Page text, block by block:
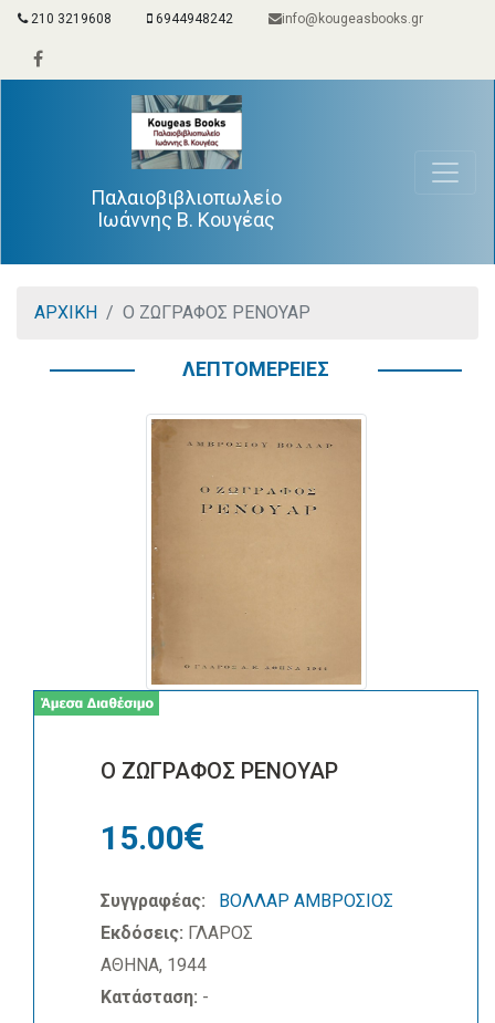
210 3219608 6944948242 info@kougeasbooks.gr
Παλαιοβιβλιοπωλείο
Ιωάννης Β. Κουγέας
ΑΡΧΙΚΗ Ο ΖΩΓΡΑΦΟΣ ΡΕΝΟΥΑΡ
ΛΕΠΤΟΜΕΡΕΙΕΣ
Ο ΖΩΓΡΑΦΟΣ ΡΕΝΟΥΑΡ
15.00
Συγγραφέας:
ΒΟΛΛΑΡ ΑΜΒΡΟΣΙΟΣ
Εκδόσεις: ΓΛΑΡΟΣ
ΑΘΗΝΑ, 1944
Κατάσταση: -